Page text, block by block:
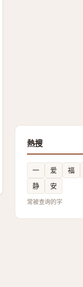
熱搜
一 爱 福
静
安
常被查询的字